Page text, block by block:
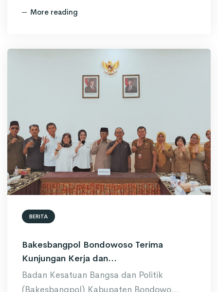
More reading
BERITA
Bakesbangpol Bondowoso Terima
Kunjungan Kerja dan...
Badan Kesatuan Bangsa dan Politik
(Bakesbangpol) Kabupaten Bondowo...